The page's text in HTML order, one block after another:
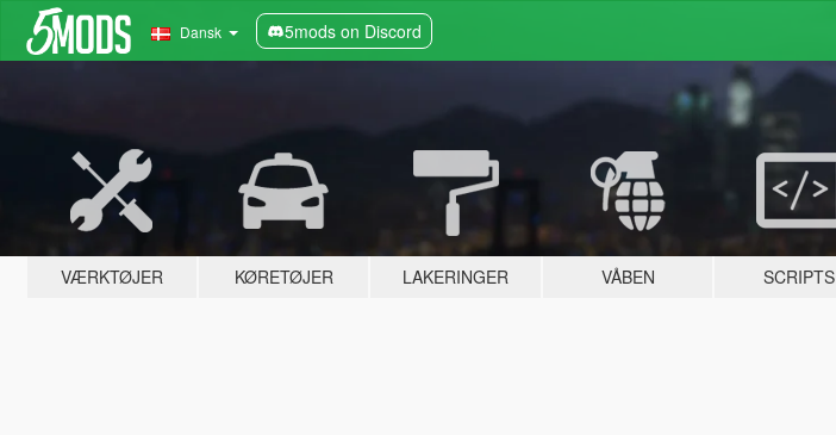
Dansk 5mods on Discord
VÆRKTØJER KØRETØJER LAKERINGER VÅBEN SCRIPTS